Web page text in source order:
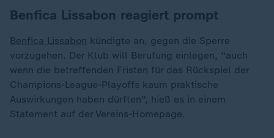
Benfica Lissabon reagiert prompt
Benfica Lissabon kündigte an, gegen die Sperre
vorzugehen. Der Klub will Berufung einlegen, "auch
wenn die betreffenden Fristen für das Rückspiel der
Champions-League-Playoffs kaum praktische
Auswirkungen haben dürften", hieß es in einem
Statement auf der Vereins-Homepage.